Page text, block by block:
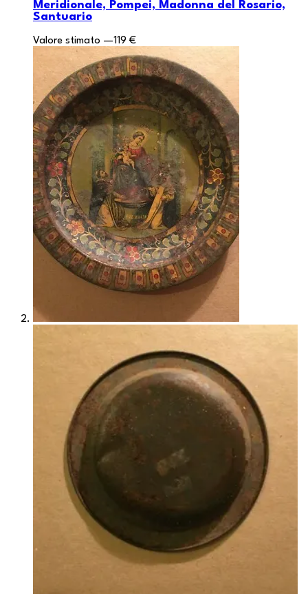
Meridionale, Pompei, Madonna del Rosario,
Santuario
Valore stimato —119 €